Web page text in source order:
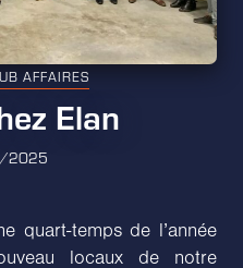
AFFAIRES
Elan
2025
quart-temps de l’année
locaux de notre